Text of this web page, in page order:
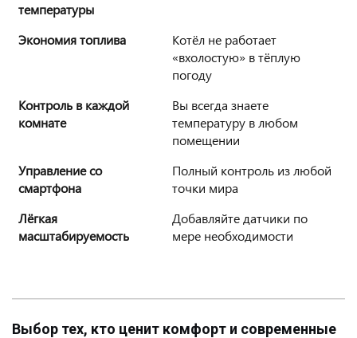
температуры
Экономия топлива
Котёл не работает
«вхолостую» в тёплую
погоду
Контроль в каждой
комнате
Вы всегда знаете
температуру в любом
помещении
Управление со
смартфона
Полный контроль из любой
точки мира
Лёгкая
масштабируемость
Добавляйте датчики по
мере необходимости
Выбор тех, кто ценит комфорт и современные